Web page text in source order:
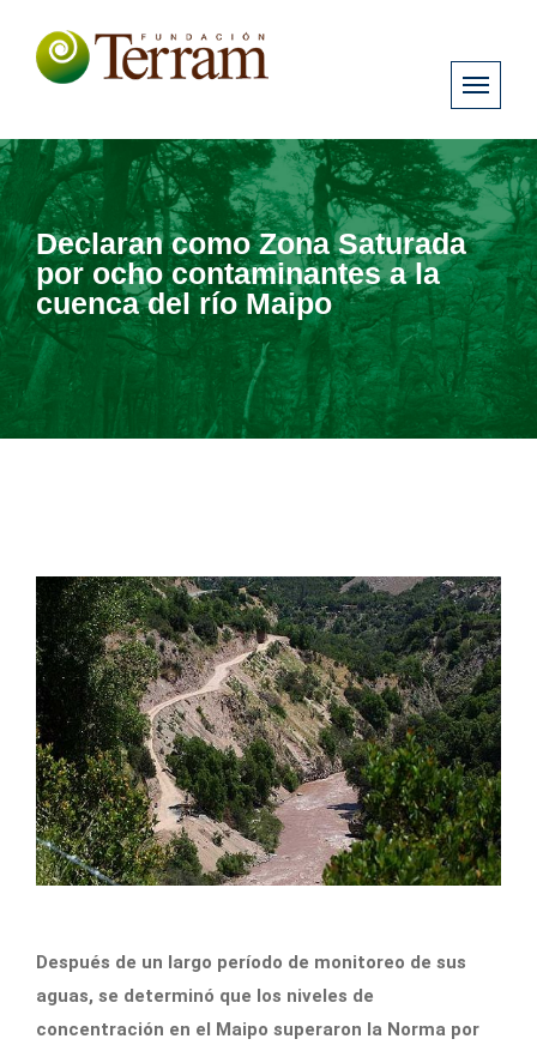
Declaran como Zona Saturada
por ocho contaminantes a la
cuenca del río Maipo
Después de un largo período de monitoreo de sus
aguas, se determinó que los niveles de
concentración en el Maipo superaron la Norma por